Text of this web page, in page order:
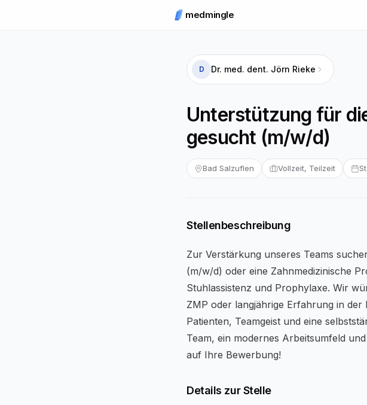
medmingle
D Dr. med. dent. Jörn Rieke
Unterstützung für
gesucht (m/w/d)
Bad Salzuflen Vollzeit, Teilzeit
Stellenbeschreibung
Zur Verstärkung unseres Teams
(m/w/d) oder eine Zahnmedizinische
Stuhlassistenz und Prophylaxe. Wir
ZMP oder langjährige Erfahrung in der
Patienten, Teamgeist und eine
Team, ein modernes Arbeitsumfeld
auf Ihre Bewerbung!
Details zur Stelle